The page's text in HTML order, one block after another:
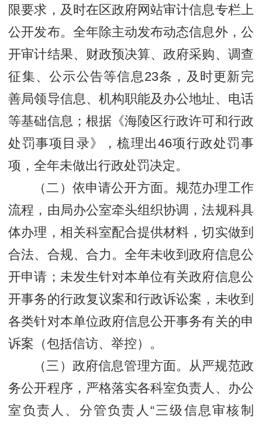
限要求，及时在区政府网站审计信息专栏上
公开发布。全年除主动发布动态信息外，公
开审计结果、财政预决算、政府采购、调查
征集、公示公告等信息23条，及时更新完
善局领导信息、机构职能及办公地址、电话
等基础信息；根据《海陵区行政许可和行政
处罚事项目录》，梳理出46项行政处罚事
项，全年未做出行政处罚决定。
（二）依申请公开方面。规范办理工作
流程，由局办公室牵头组织协调，法规科具
体办理，相关科室配合提供材料，切实做到
合法、合规、合力。全年未收到政府信息公
开申请；未发生针对本单位有关政府信息公
开事务的行政复议案和行政诉讼案，未收到
各类针对本单位政府信息公开事务有关的申
诉案（包括信访、举控）。
（三）政府信息管理方面。从严规范政
务公开程序，严格落实各科室负责人、办公
室负责人、分管负责人“三级信息审核制